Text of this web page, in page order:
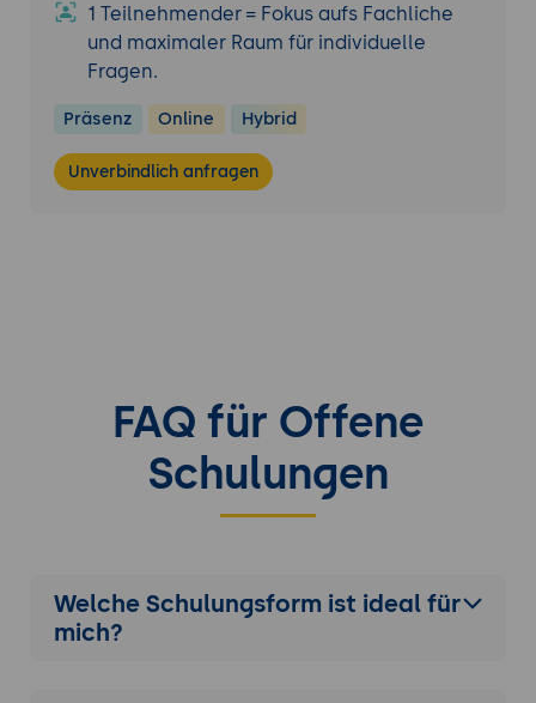
1 Teilnehmender = Fokus aufs Fachliche
und maximaler Raum für individuelle
Fragen.
Präsenz Online Hybrid
Unverbindlich anfragen
FAQ für Offene
Schulungen
Welche Schulungsform ist ideal für
mich?